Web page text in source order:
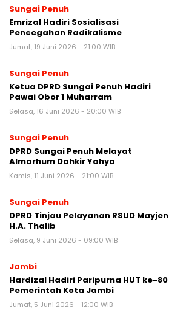
Sungai Penuh
Emrizal Hadiri Sosialisasi
Pencegahan Radikalisme
Jumat, 19 Juni 2026 - 21:00 WIB
Sungai Penuh
Ketua DPRD Sungai Penuh Hadiri
Pawai Obor 1 Muharram
Selasa, 16 Juni 2026 - 20:00 WIB
Sungai Penuh
DPRD Sungai Penuh Melayat
Almarhum Dahkir Yahya
Kamis, 11 Juni 2026 - 21:00 WIB
Sungai Penuh
DPRD Tinjau Pelayanan RSUD Mayjen
H.A. Thalib
Selasa, 9 Juni 2026 - 09:00 WIB
Jambi
Hardizal Hadiri Paripurna HUT ke-80
Pemerintah Kota Jambi
Jumat, 5 Juni 2026 - 12:00 WIB